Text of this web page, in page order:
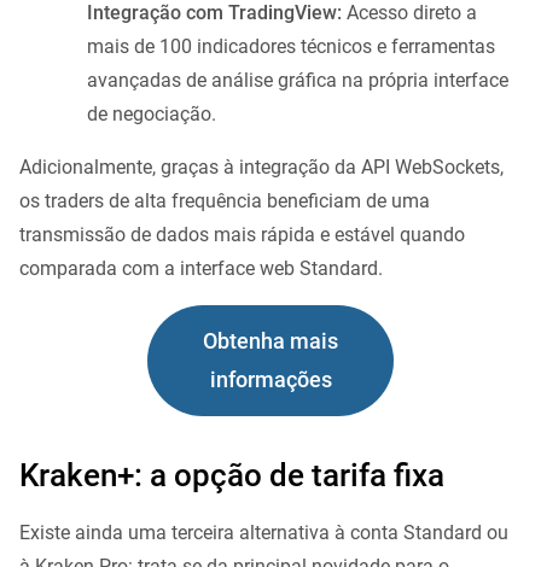
Integração com TradingView: Acesso direto a
mais de 100 indicadores técnicos e ferramentas
avançadas de análise gráfica na própria interface
de negociação.
Adicionalmente, graças à integração da API WebSockets,
os traders de alta frequência beneficiam de uma
transmissão de dados mais rápida e estável quando
comparada com a interface web Standard.
Obtenha mais
informações
Kraken+: a opção de tarifa fixa
Existe ainda uma terceira alternativa à conta Standard ou